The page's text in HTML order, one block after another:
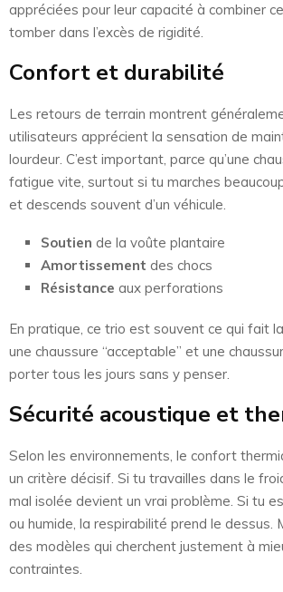
appréciées pour leur capacité à combiner
tomber dans l’excès de rigidité.
Confort et durabilité
Les retours de terrain montrent
utilisateurs apprécient la sensation de
lourdeur. C’est important, parce qu’une
fatigue vite, surtout si tu marches
et descends souvent d’un véhicule.
Soutien de la voûte plantaire
Amortissement des chocs
Résistance aux perforations
En pratique, ce trio est souvent ce qui fait
une chaussure “acceptable” et une
porter tous les jours sans y penser.
Sécurité acoustique et
Selon les environnements, le confort
un critère décisif. Si tu travailles dans le
mal isolée devient un vrai problème. Si tu
ou humide, la respirabilité prend le dessus.
des modèles qui cherchent justement à
contraintes.